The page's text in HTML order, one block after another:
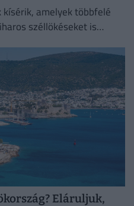
amelyek többfelé
széllökéseket is
Eláruljuk,